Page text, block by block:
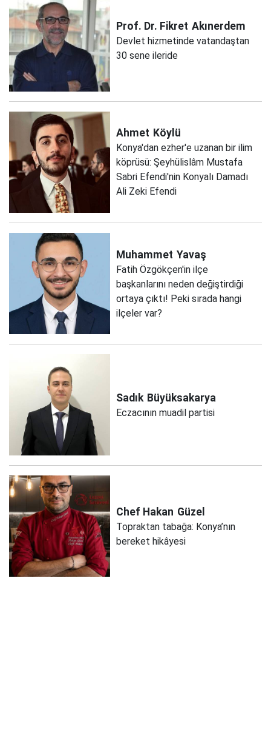
Prof. Dr. Fikret Akınerdem
Devlet hizmetinde vatandaştan
30 sene ileride
Ahmet Köylü
Konya'dan ezher'e uzanan bir ilim
köprüsü: Şeyhülislâm Mustafa
Sabri Efendi'nin Konyalı Damadı
Ali Zeki Efendi
Muhammet Yavaş
Fatih Özgökçen'in ilçe
başkanlarını neden değiştirdiği
ortaya çıktı! Peki sırada hangi
ilçeler var?
Sadık Büyüksakarya
Eczacının muadil partisi
Chef Hakan Güzel
Topraktan tabağa: Konya’nın
bereket hikâyesi